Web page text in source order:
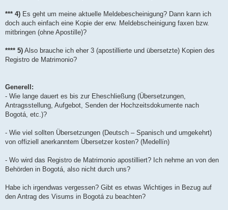
*** 4) Es geht um meine aktuelle Meldebescheinigung? Dann kann ich
doch auch einfach eine Kopie der erw. Meldebscheinigung faxen bzw.
mitbringen (ohne Apostille)?
**** 5) Also brauche ich eher 3 (apostillierte und übersetzte) Kopien des
Registro de Matrimonio?
Generell:
- Wie lange dauert es bis zur Eheschließung (Übersetzungen,
Antragsstellung, Aufgebot, Senden der Hochzeitsdokumente nach
Bogotá, etc.)?
- Wie viel sollten Übersetzungen (Deutsch – Spanisch und umgekehrt)
von offiziell anerkanntem Übersetzer kosten? (Medellín)
- Wo wird das Registro de Matrimonio apostilliert? Ich nehme an von den
Behörden in Bogotá, also nicht durch uns?
Habe ich irgendwas vergessen? Gibt es etwas Wichtiges in Bezug auf
den Antrag des Visums in Bogotá zu beachten?